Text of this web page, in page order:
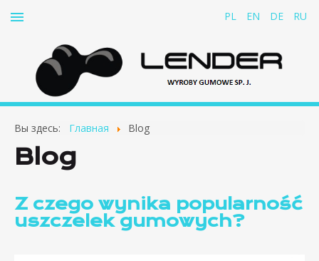
PL EN DE RU
О компании
Продукты
Контакты
Вы здесь: Главная Blog
Blog
Z czego wynika popularność
uszczelek gumowych?